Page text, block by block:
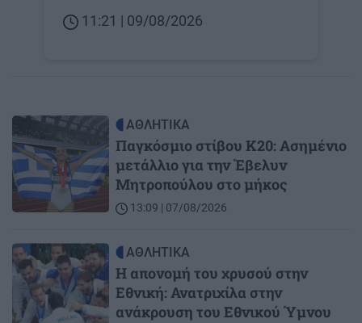
11:21 | 09/08/2026
Image ΑΘΛΗΤΙΚΑ
Παγκόσμιο στίβου Κ20: Ασημένιο
μετάλλιο για την Έβελυν
Μητροπούλου στο μήκος
13:09 | 07/08/2026
Image ΑΘΛΗΤΙΚΑ
Η απονομή του χρυσού στην
Εθνική: Ανατριχίλα στην
ανάκρουση του Εθνικού Ύμνου